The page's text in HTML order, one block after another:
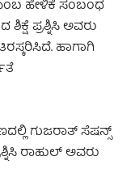
ಹೇಳಿಕೆ ಸಂಬಂಧ
ಪ್ರಶ್ನಿಸಿ ಅವರು
ಹಾಗಾಗಿ
ಗುಜರಾತ್‌ ಸೆಷನ್ಸ್‌
ರಾಹುಲ್‌ ಅವರು